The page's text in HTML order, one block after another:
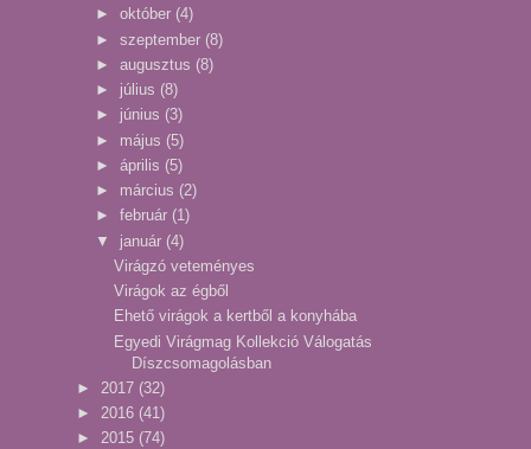
► október (4)
► szeptember (8)
► augusztus (8)
► július (8)
► június (3)
► május (5)
► április (5)
► március (2)
► február (1)
▼ január (4)
Virágzó veteményes
Virágok az égből
Ehető virágok a kertből a konyhába
Egyedi Virágmag Kollekció Válogatás
Díszcsomagolásban
► 2017 (32)
► 2016 (41)
► 2015 (74)